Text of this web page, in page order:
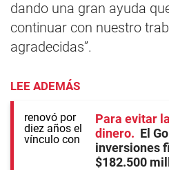
dando una gran ayuda
continuar con nuestro
agradecidas”.
LEE ADEMÁS
Para evitar
dinero
El
inversiones
$182.500